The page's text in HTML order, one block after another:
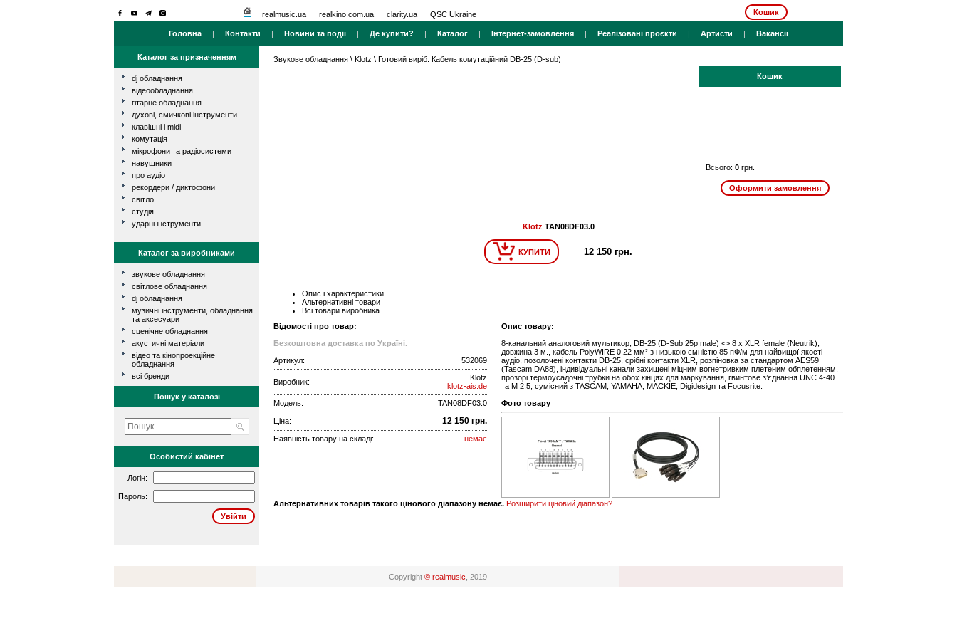
realmusic.ua realkino.com.ua clarity.ua QSC Ukraine Кошик
Головна | Контакти | Новини та події| Де купити? | Каталог | Інтернет-замовлення | Реалізовані проєкти | Артисти | Вакансії
Каталог за призначенням
dj обладнання
відеообладнання
гітарне обладнання
духові, смичкові інструменти
клавішні і midi
комутація
мікрофони та радіосистеми
навушники
про аудіо
рекордери / диктофони
світло
студія
ударні інструменти
Каталог за виробниками
звукове обладнання
світлове обладнання
dj обладнання
музичні інструменти, обладнання
та аксесуари
сценічне обладнання
акустичні матеріали
відео та кінопроекційне
обладнання
всі бренди
Пошук у каталозі
Особистий кабінет
Логін:
Пароль:
Звукове обладнання \ Klotz \ Готовий виріб. Кабель комутаційний DB-25 (D-sub)
Кошик
Всього: 0 грн.
Klotz TAN08DF03.0
КУПИТИ 12 150 грн.
Опис і характеристики
Альтернативні товари
Всі товари виробника
Відомості про товар:
Безкоштовна доставка по Україні.
Артикул:
532069
Виробник:
Klotz
klotz-ais.de
Модель:
TAN08DF03.0
Ціна: 12 150 грн.
Наявність товару на складі: немає
Опис товару:
8-канальний аналоговий мультикор, DB-25 (D-Sub 25p male) <> 8 x XLR female (Neutrik),
довжина 3 м., кабель PolyWIRE 0.22 мм² з низькою ємністю 85 пФ/м для найвищої якості
аудіо, позолочені контакти DB-25, срібні контакти XLR, розпіновка за стандартом AES59
(Tascam DA88), індивідуальні канали захищені міцним вогнетривким плетеним обплетенням,
прозорі термоусадочні трубки на обох кінцях для маркування, гвинтове з’єднання UNC 4-40
та M 2.5, сумісний з TASCAM, YAMAHA, MACKIE, Digidesign та Focusrite.
Фото товару
Альтернативних товарів такого цінового діапазону немає. Розширити ціновий діапазон?
Copyright © realmusic , 2019